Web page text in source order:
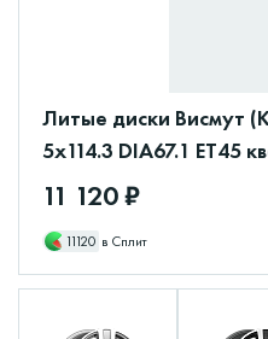
Литые диски Висмут
5x114.3 DIA67.1 ET45
11 120 ₽
11120 в Сплит